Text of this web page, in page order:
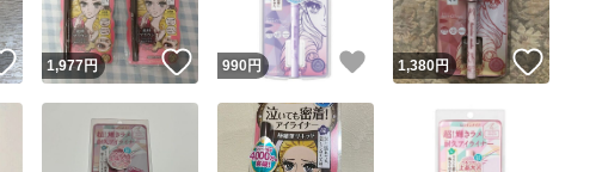
安心取引出品者 Yahoo!フリマの基準をクリア
取引実績
取引実績◯+ このユーザーはYahoo!フリマ
商品画像の 無断転載は禁止されています
コピーは1商品につき1回 です
いいね！
1,977円 いいね！
990 円 いいね！
1,380円 いい